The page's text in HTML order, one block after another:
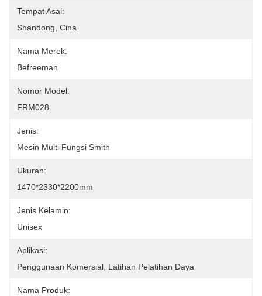
Tempat Asal:
Shandong, Cina
Nama Merek:
Befreeman
Nomor Model:
FRM028
Jenis:
Mesin Multi Fungsi Smith
Ukuran:
1470*2330*2200mm
Jenis Kelamin:
Unisex
Aplikasi:
Penggunaan Komersial, Latihan Pelatihan Daya
Nama Produk: